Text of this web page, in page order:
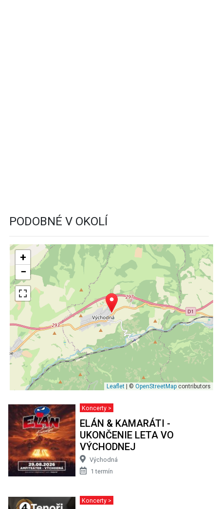
PODOBNÉ V OKOLÍ
+
−
Leaflet | © OpenStreetMap contributors
Koncerty >
ELÁN & KAMARÁTI -
UKONČENIE LETA VO
VÝCHODNEJ
Východná
1 termín
Koncerty >